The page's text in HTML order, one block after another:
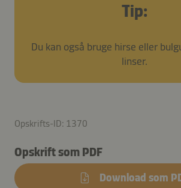
Tip:
Du kan også bruge hirse eller
linser.
Opskrifts-ID: 1370
Opskrift som PDF
Download som